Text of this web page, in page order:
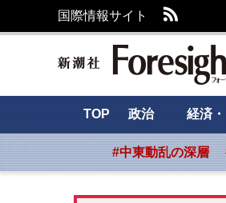
国際情報サイト
TOP 政治 経済
#中東動乱の深層